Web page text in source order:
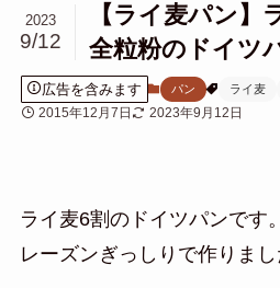
【ライ麦パン】
全粒粉のドイツ
2023
9/12
広告を含みます パン ライ麦
2015年12月7日 2023年9月12日
ライ麦6割のドイツパンです。
レーズンぎっしりで作りまし